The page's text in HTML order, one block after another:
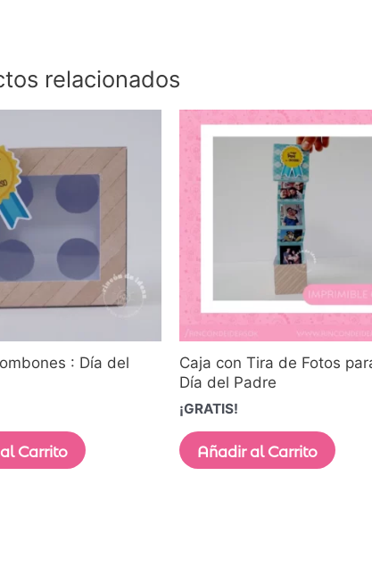
relacionados
: Día del
Carrito
Caja con Tira de Fotos
Día del Padre
¡GRATIS!
Añadir al Carrito